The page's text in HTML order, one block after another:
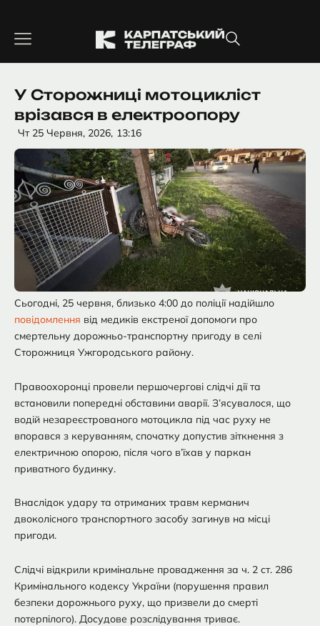
вмісту
У Сторожниці мотоцикліст
врізався в електроопору
Чт 25 Червня, 2026, 13:16
Сьогодні, 25 червня, близько 4:00 до поліції надійшло
повідомлення від медиків екстреної допомоги про
смертельну дорожньо-транспортну пригоду в селі
Сторожниця Ужгородського району.
Правоохоронці провели першочергові слідчі дії та
встановили попередні обставини аварії. З’ясувалося, що
водій незареєстрованого мотоцикла під час руху не
впорався з керуванням, спочатку допустив зіткнення з
електричною опорою, після чого в’їхав у паркан
приватного будинку.
Внаслідок удару та отриманих травм керманич
двоколісного транспортного засобу загинув на місці
пригоди.
Слідчі відкрили кримінальне провадження за ч. 2 ст. 286
Кримінального кодексу України (порушення правил
безпеки дорожнього руху, що призвели до смерті
потерпілого). Досудове розслідування триває.